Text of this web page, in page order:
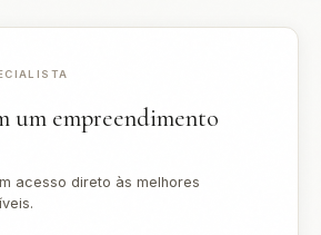
um empreendimento
acesso direto às melhores